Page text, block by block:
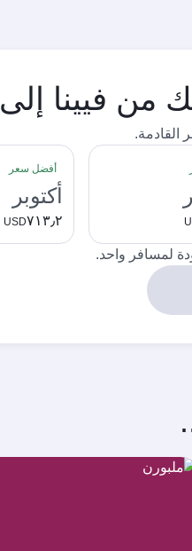
من فيينا إلى
القادمة.
أفضل سعر
أكتوبر
USD٧١٣٫٢
لمسافر واحد.